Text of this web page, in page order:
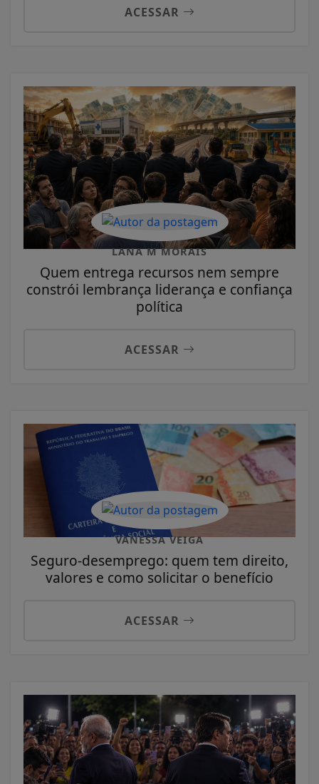
ACESSAR
LANA M MORAIS
Quem entrega recursos nem sempre
constrói lembrança liderança e confiança
política
ACESSAR
VANESSA VEIGA
Seguro-desemprego: quem tem direito,
valores e como solicitar o benefício
ACESSAR